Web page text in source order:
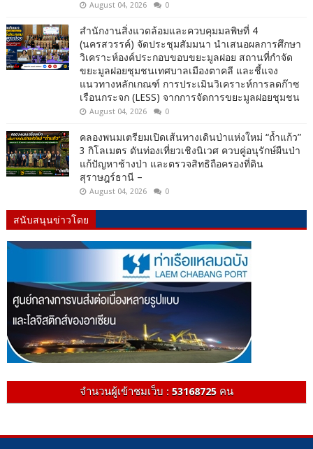
August 04, 2026 0
สำนักงานสิ่งแวดล้อมและควบคุมมลพิษที่ 4
(นครสวรรค์) จัดประชุมสัมมนา นำเสนอผลการศึกษา
วิเคราะห์องค์ประกอบขอบขยะมูลฝอย สถานที่กำจัด
ขยะมูลฝอยชุมชนเทศบาลเมืองตาคลี และชี้แจง
แนวทางหลักเกณฑ์ การประเมินวิเคราะห์การลดก๊าซ
เรือนกระจก (LESS) จากการจัดการขยะมูลฝอยชุมชน
August 04, 2026 0
คลองพนมเตรียมเปิดเส้นทางเดินป่าแห่งใหม่ “ถ้ำแก้ว”
3 กิโลเมตร ดันท่องเที่ยวเชิงนิเวศ ควบคู่อนุรักษ์ผืนป่า
แก้ปัญหาช้างป่า และตรวจสิทธิถือครองที่ดิน
สุราษฎร์ธานี –
August 04, 2026 0
สนับสนุนข่าวโดย
จำนวนผู้เข้าชมเว็บ : 53168725คน